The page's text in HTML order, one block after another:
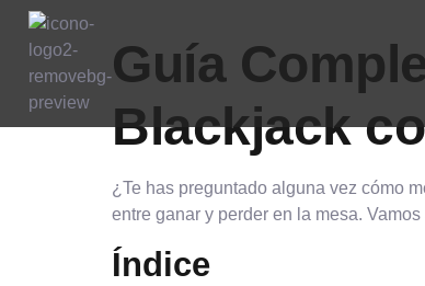
Guía
Blackjack
¿Te has preguntado alguna vez cómo
entre ganar y perder en la mesa.
Índice